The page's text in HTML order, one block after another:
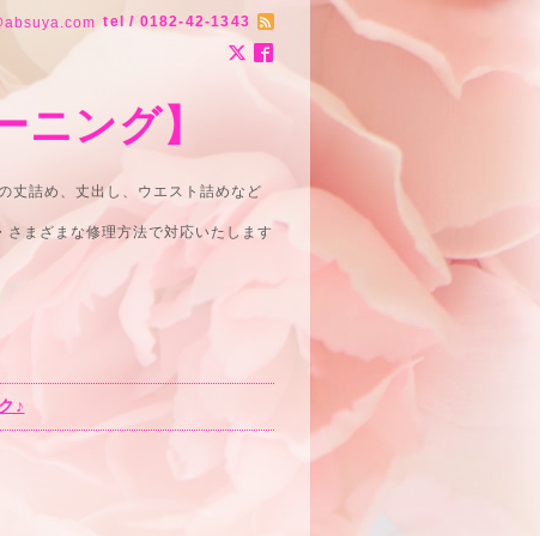
tel / 0182-42-1343
ング】
丈詰め、丈出し、ウエスト詰めなど
まざまな修理方法で対応いたします
♪